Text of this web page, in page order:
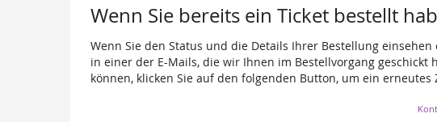
Wenn Sie bereits ein Ticket bestellt
Wenn Sie den Status und die Details Ihrer Bestellung
in einer der E-Mails, die wir Ihnen im Bestellvorgang geschickt
können, klicken Sie auf den folgenden Button, um ein